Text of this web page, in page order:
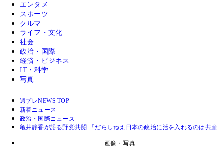
エンタメ
スポーツ
クルマ
ライフ・文化
社会
政治・国際
経済・ビジネス
IT・科学
写真
週プレNEWS TOP
新着ニュース
政治・国際ニュース
亀井静香が語る野党共闘 「だらしねえ日本の政治に活を入れるのは共
画像・写真